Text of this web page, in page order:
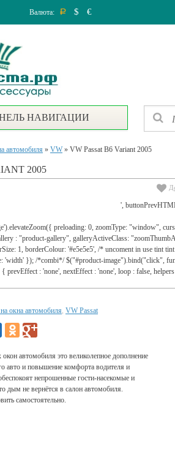
Валюта: Р $ €
НАВИГАЦИИ
автомобиля » VW » VW Passat B6 Variant 2005
2005
',
preloading: 0, zoomType: "window",
: "product-gallery", galleryActiveClass:
1, borderColour: '#e5e5e5', /* uncoment in use tint
'width' }); /*combi*/ $("#product-image").bind("click",
prevEffect : 'none', nextEffect : 'none', loop : false,
окна автомобиля, VW Passat
автомобиля это великолепное дополнение
авто и повышение комфорта водителя и
непрошенные гости-насекомые и
дым не вернётся в салон автомобиля.
самостоятельно.